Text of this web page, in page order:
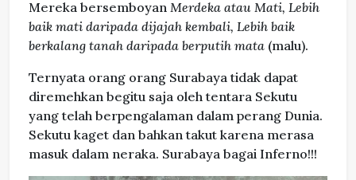
Mereka bersemboyan Merdeka atau Mati, Lebih
baik mati daripada dijajah kembali, Lebih baik
berkalang tanah daripada berputih mata (malu).
Ternyata orang orang Surabaya tidak dapat
diremehkan begitu saja oleh tentara Sekutu
yang telah berpengalaman dalam perang Dunia.
Sekutu kaget dan bahkan takut karena merasa
masuk dalam neraka. Surabaya bagai Inferno!!!